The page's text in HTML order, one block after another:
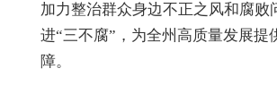
加力整治群众身边不正之风和腐败
进“三不腐”，为全州高质量发展提
障。